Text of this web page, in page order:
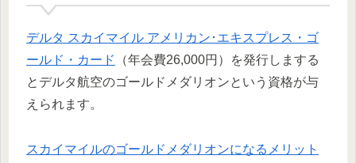
デルタ スカイマイル アメリカン･エキスプレス・ゴ
ールド・カード
（年会費26,000円）を発行しまする
とデルタ航空のゴールドメダリオンという資格が与
えられます。
スカイマイルのゴールドメダリオンになるメリット